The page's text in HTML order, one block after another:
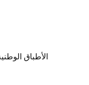
الأطباق